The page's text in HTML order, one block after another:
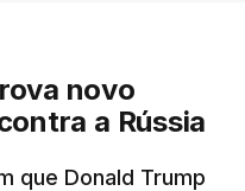
novo
a Rússia
que Donald Trump